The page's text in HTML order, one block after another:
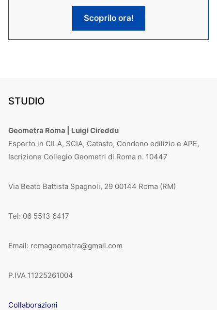
Scoprilo ora!
STUDIO
Geometra Roma | Luigi Cireddu
Esperto in CILA, SCIA, Catasto, Condono edilizio e APE,
Iscrizione Collegio Geometri di Roma n. 10447
Via Beato Battista Spagnoli, 29 00144 Roma (RM)
Tel: 06 5513 6417
Email: romageometra@gmail.com
P.IVA 11225261004
Collaborazioni